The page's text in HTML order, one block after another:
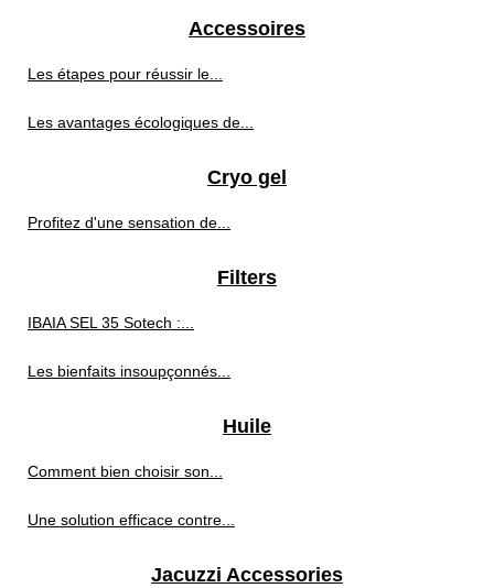
Accessoires
Les étapes pour réussir le...
Les avantages écologiques de...
Cryo gel
Profitez d'une sensation de...
Filters
IBAIA SEL 35 Sotech :...
Les bienfaits insoupçonnés...
Huile
Comment bien choisir son...
Une solution efficace contre...
Jacuzzi Accessories